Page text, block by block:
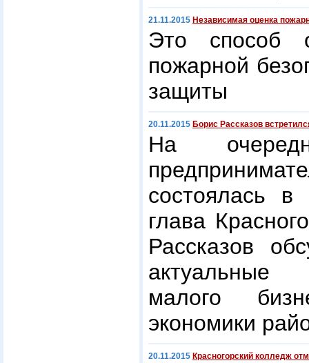
21.11.2015 Независимая оценка
Это способ
пожарной
защиты
20.11.2015 Борис Рассказов
На
состоялась в
глава
Рассказов
актуальные
малого
экономики
20.11.2015 Красногорский колледж